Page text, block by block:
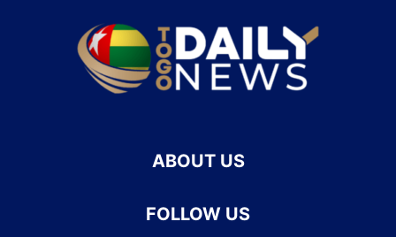
ABOUT US
FOLLOW US